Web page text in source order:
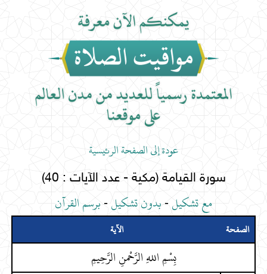
عودة إلى الصفحة الرئيسية
سورة القيامة (مكية - عدد الآيات : 40)
مع تشكيل-بدون تشكيل-برسم القرآن
الصفحة الآية
بِسْمِ اللهِ الرَّحْمنِ الرَّحِيمِ